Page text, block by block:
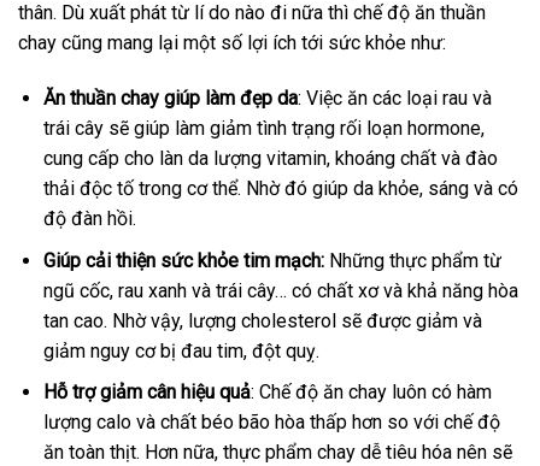
thân. Dù xuất phát từ lí do nào đi nữa thì chế độ ăn thuần
chay cũng mang lại một số lợi ích tới sức khỏe như:
Ăn thuần chay giúp làm đẹp da: Việc ăn các loại rau và
trái cây sẽ giúp làm giảm tình trạng rối loạn hormone,
cung cấp cho làn da lượng vitamin, khoáng chất và đào
thải độc tố trong cơ thể. Nhờ đó giúp da khỏe, sáng và có
độ đàn hồi.
Giúp cải thiện sức khỏe tim mạch:Những thực phẩm từ
ngũ cốc, rau xanh và trái cây… có chất xơ và khả năng hòa
tan cao. Nhờ vậy, lượng cholesterol sẽ được giảm và
giảm nguy cơ bị đau tim, đột quỵ.
Hỗ trợ giảm cân hiệu quả: Chế độ ăn chay luôn có hàm
lượng calo và chất béo bão hòa thấp hơn so với chế độ
ăn toàn thịt. Hơn nữa, thực phẩm chay dễ tiêu hóa nên sẽ